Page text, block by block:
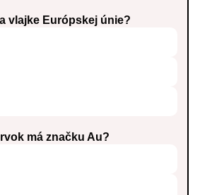
vlajke Európskej únie?
má značku Au?